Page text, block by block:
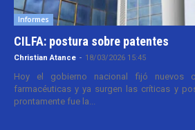
Informes
CILFA: postura sobre patentes
Christian Atance - 18/03/2026 15:45
Hoy el gobierno nacional fijó nuevos
farmacéuticas y ya surgen las críticas y
prontamente fue la...